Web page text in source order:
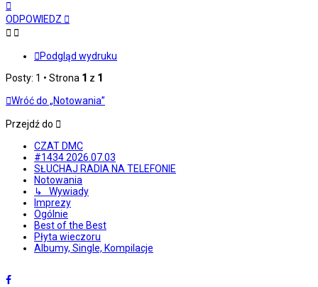
górę
ODPOWIEDZ
Podgląd wydruku
Posty: 1 • Strona 1 z 1
Wróć do „Notowania”
Przejdź do
CZAT DMC
#1434 2026.07.03
SŁUCHAJ RADIA NA TELEFONIE
Notowania
↳ Wywiady
Imprezy
Ogólnie
Best of the Best
Płyta wieczoru
Albumy, Single, Kompilacje